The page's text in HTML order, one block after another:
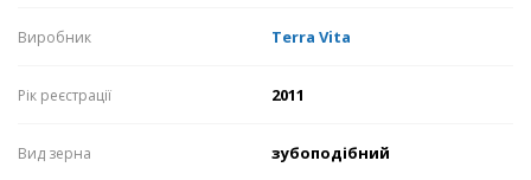
Виробник Terra Vita
Рік реєстрації 2011
Вид зерна зубоподібний